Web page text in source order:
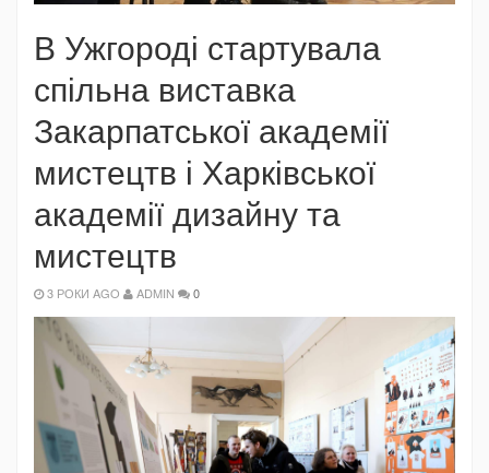
В Ужгороді стартувала
спільна виставка
Закарпатської академії
мистецтв і Харківської
академії дизайну та
мистецтв
3 РОКИ AGO ADMIN 0